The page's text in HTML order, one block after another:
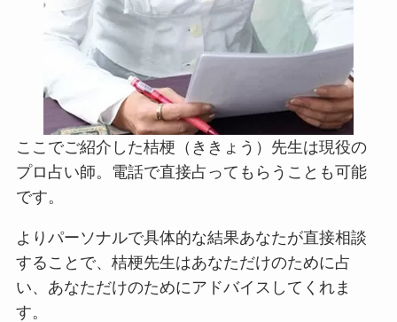
ここでご紹介した桔梗（ききょう）先生は現役の
プロ占い師。電話で直接占ってもらうことも可能
です。
よりパーソナルで具体的な結果あなたが直接相談
することで、桔梗先生はあなただけのために占
い、あなただけのためにアドバイスしてくれま
す。